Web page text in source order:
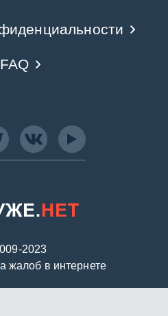
2023
жалоб в интернете
FAQ